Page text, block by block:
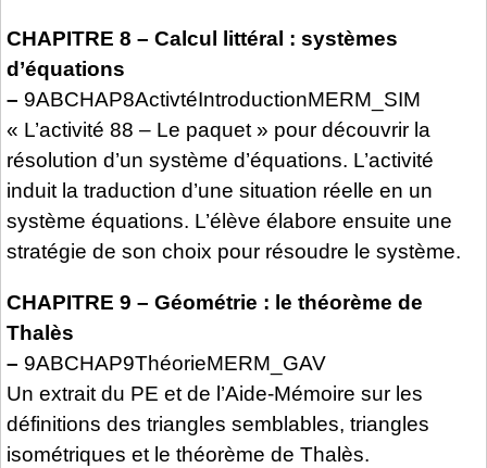
CHAPITRE 8 – Calcul littéral : systèmes
d’équations
– 9ABCHAP8ActivtéIntroductionMERM_SIM
« L’activité 88 – Le paquet » pour découvrir la
résolution d’un système d’équations. L’activité
induit la traduction d’une situation réelle en un
système équations. L’élève élabore ensuite une
stratégie de son choix pour résoudre le système.
CHAPITRE 9 – Géométrie : le théorème de
Thalès
– 9ABCHAP9ThéorieMERM_GAV
Un extrait du PE et de l’Aide-Mémoire sur les
définitions des triangles semblables, triangles
isométriques et le théorème de Thalès.